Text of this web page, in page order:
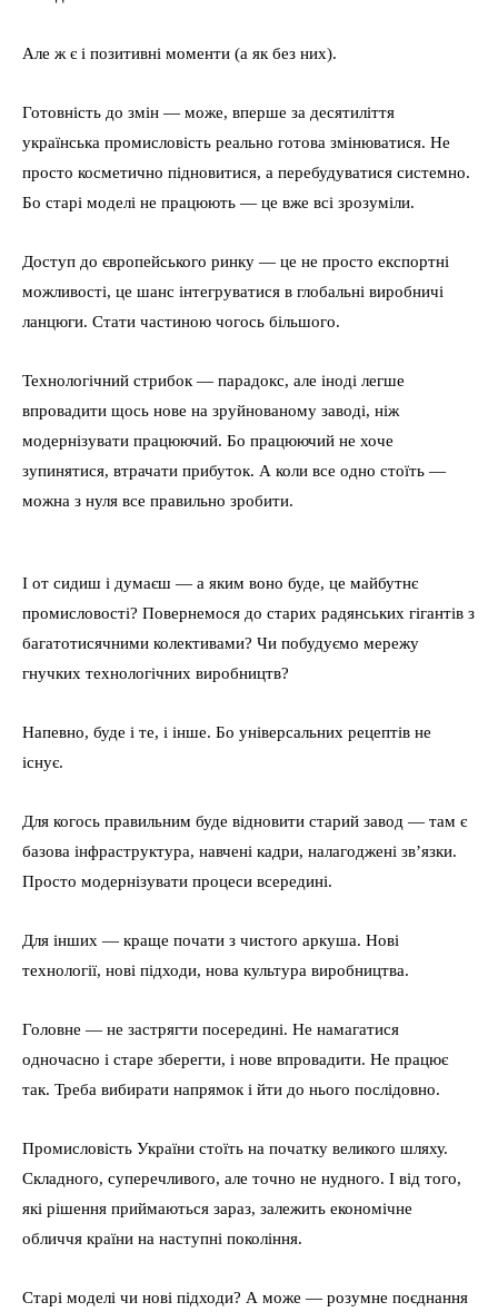
Але ж є і позитивні моменти (а як без них).
Готовність до змін — може, вперше за десятиліття
українська промисловість реально готова змінюватися. Не
просто косметично підновитися, а перебудуватися системно.
Бо старі моделі не працюють — це вже всі зрозуміли.
Доступ до європейського ринку — це не просто експортні
можливості, це шанс інтегруватися в глобальні виробничі
ланцюги. Стати частиною чогось більшого.
Технологічний стрибок — парадокс, але іноді легше
впровадити щось нове на зруйнованому заводі, ніж
модернізувати працюючий. Бо працюючий не хоче
зупинятися, втрачати прибуток. А коли все одно стоїть —
можна з нуля все правильно зробити.
І от сидиш і думаєш — а яким воно буде, це майбутнє
промисловості? Повернемося до старих радянських гігантів з
багатотисячними колективами? Чи побудуємо мережу
гнучких технологічних виробництв?
Напевно, буде і те, і інше. Бо універсальних рецептів не
існує.
Для когось правильним буде відновити старий завод — там є
базова інфраструктура, навчені кадри, налагоджені зв’язки.
Просто модернізувати процеси всередині.
Для інших — краще почати з чистого аркуша. Нові
технології, нові підходи, нова культура виробництва.
Головне — не застрягти посередині. Не намагатися
одночасно і старе зберегти, і нове впровадити. Не працює
так. Треба вибирати напрямок і йти до нього послідовно.
Промисловість України стоїть на початку великого шляху.
Складного, суперечливого, але точно не нудного. І від того,
які рішення приймаються зараз, залежить економічне
обличчя країни на наступні покоління.
Старі моделі чи нові підходи? А може — розумне поєднання